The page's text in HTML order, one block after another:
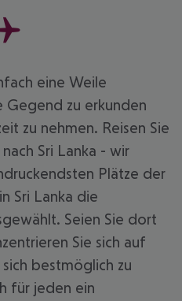
eine Weile
Gegend zu erkunden
zu nehmen. Reisen Sie
Sri Lanka - wir
Plätze der
Sri Lanka die
Seien Sie dort
Sie sich auf
bestmöglich zu
für jeden ein